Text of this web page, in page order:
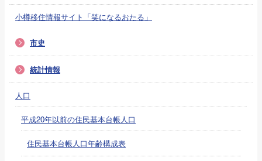
小樽移住情報サイト「笑になるおたる」
市史
統計情報
人口
平成20年以前の住民基本台帳人口
住民基本台帳人口年齢構成表